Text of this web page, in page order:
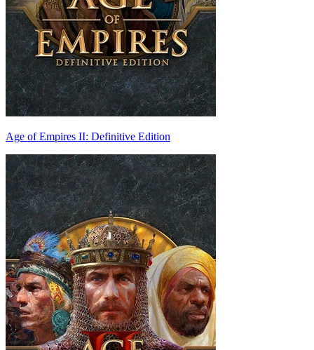
Age of Empires II: Definitive Edition